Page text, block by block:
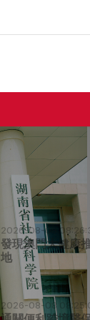
發現澳門大健康
2026-08-08
通關便利跨境醫
2026-08-08
長沙夜間經濟帶
2026-08-08